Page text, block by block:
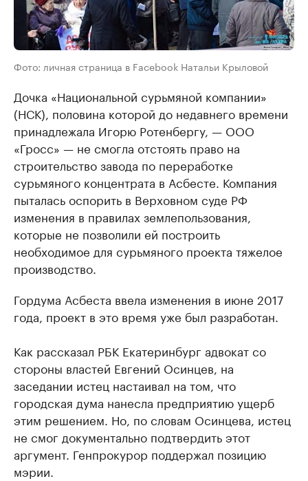
Фото: личная страница в Facebook Натальи Крыловой
Дочка «Национальной сурьмяной компании»
(НСК), половина которой до недавнего времени
принадлежала Игорю Ротенбергу, — ООО
«Гросс» — не смогла отстоять право на
строительство завода по переработке
сурьмяного концентрата в Асбесте. Компания
пыталась оспорить в Верховном суде РФ
изменения в правилах землепользования,
которые не позволили ей построить
необходимое для сурьмяного проекта тяжелое
производство.
Гордума Асбеста ввела изменения в июне 2017
года, проект в это время уже был разработан.
Как рассказал РБК Екатеринбург адвокат со
стороны властей Евгений Осинцев, на
заседании истец настаивал на том, что
городская дума нанесла предприятию ущерб
этим решением. Но, по словам Осинцева, истец
не смог документально подтвердить этот
аргумент. Генпрокурор поддержал позицию
мэрии.